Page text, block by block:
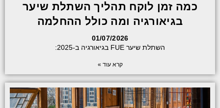
כמה זמן לוקח תהליך השתלת שיער
בגיאורגיה ומה כולל ההחלמה
01/07/2026
השתלת שיער FUE בגיאורגיה ב-2025:
קרא עוד »